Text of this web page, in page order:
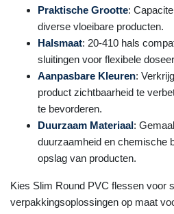
Praktische Grootte:
diverse vloeibare producten.
Halsmaat: 20-410 hals
sluitingen voor flexibele
Aanpasbare Kleuren:
product zichtbaarheid te
te bevorderen.
Duurzaam Materiaal:
duurzaamheid en chemische
opslag van producten.
Kies Slim Round PVC flessen voor
verpakkingsoplossingen op maat